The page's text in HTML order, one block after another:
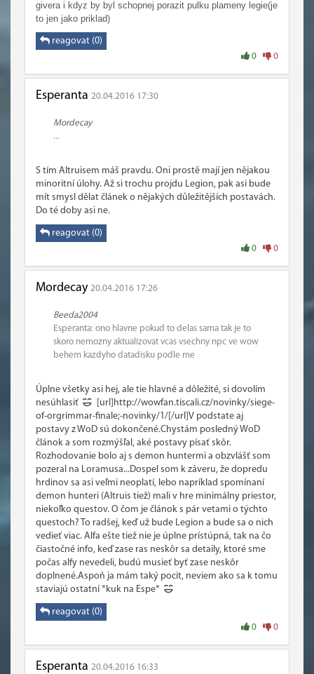
givera i kdyz by byl schopnej porazit pulku plameny legie(je
to jen jako priklad)
reagovat (0)
0 0
Esperanta 20.04.2016 17:30
Mordecay
...
S tím Altruisem máš pravdu. Oni prostě mají jen nějakou
minoritní úlohy. Až si trochu projdu Legion, pak asi bude
mít smysl dělat článek o nějakých důležitějších postavách.
Do té doby asi ne.
reagovat (0)
0 0
Mordecay 20.04.2016 17:26
Beeda2004
Esperanta: ono hlavne pokud to delas sama tak je to
skoro nemozny aktualizovat vcas vsechny npc ve wow
behem kazdyho datadisku podle me
Úplne všetky asi hej, ale tie hlavné a dôležité, si dovolím
nesúhlasiť
[url]http://wowfan.tiscali.cz/novinky/siege-
of-orgrimmar-finale;-novinky/1/[/url]V podstate aj
postavy z WoD sú dokončené.Chystám posledný WoD
článok a som rozmýšľal, aké postavy písať skôr.
Rozhodovanie bolo aj s demon huntermi a obzvlášť som
pozeral na Loramusa...Dospel som k záveru, že dopredu
hrdinov sa asi veľmi neoplatí, lebo napríklad spomínaní
demon hunteri (Altruis tiež) mali v hre minimálny priestor,
niekoľko questov. O čom je článok s pár vetami o týchto
questoch? To radšej, keď už bude Legion a bude sa o nich
vedieť viac. Alfa ešte tiež nie je úplne prístúpná, tak na čo
čiastočné info, keď zase ras neskôr sa detaily, ktoré sme
počas alfy nevedeli, budú musieť byť zase neskôr
doplnené.Aspoň ja mám taký pocit, neviem ako sa k tomu
staviajú ostatní *kuk na Espe*
reagovat (0)
0 0
Esperanta 20.04.2016 16:33